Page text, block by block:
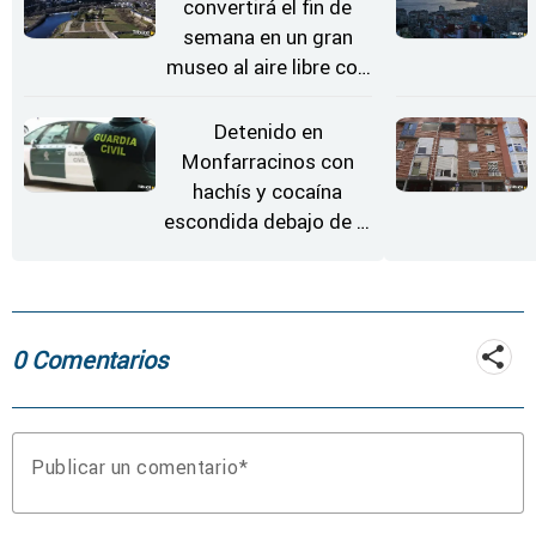
convertirá el fin de
semana en un gran
museo al aire libre con
Detenido en
Monfarracinos con
hachís y cocaína
escondida debajo de la
0 Comentarios
Publicar un comentario